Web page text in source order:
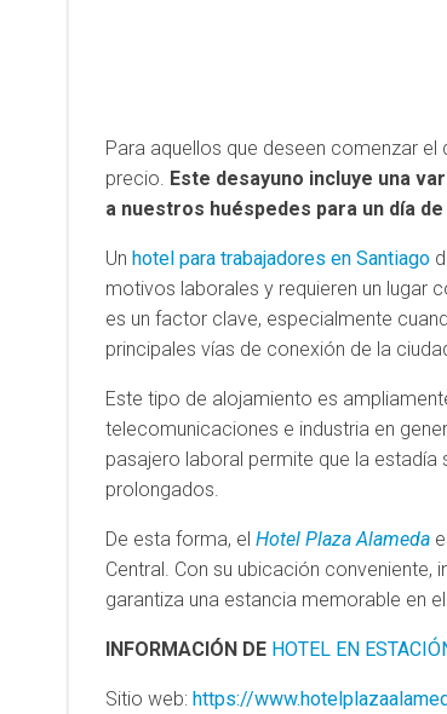
Para aquellos que deseen comenzar
precio. Este desayuno incluye una
a nuestros huéspedes para un día
Un hotel para trabajadores en Santiago
motivos laborales y requieren un lugar
es un factor clave, especialmente
principales vías de conexión de la
Este tipo de alojamiento es
telecomunicaciones e industria en
pasajero laboral permite que la
prolongados.
De esta forma, el Hotel Plaza Alameda
Central. Con su ubicación
garantiza una estancia memorable en
INFORMACIÓN DE HOTEL EN
Sitio web: https://